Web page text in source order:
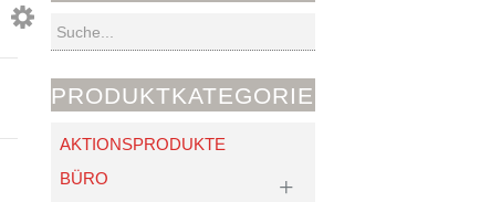
Suchen
PRODUKTKATEGORIEN
AKTIONSPRODUKTE
BÜRO